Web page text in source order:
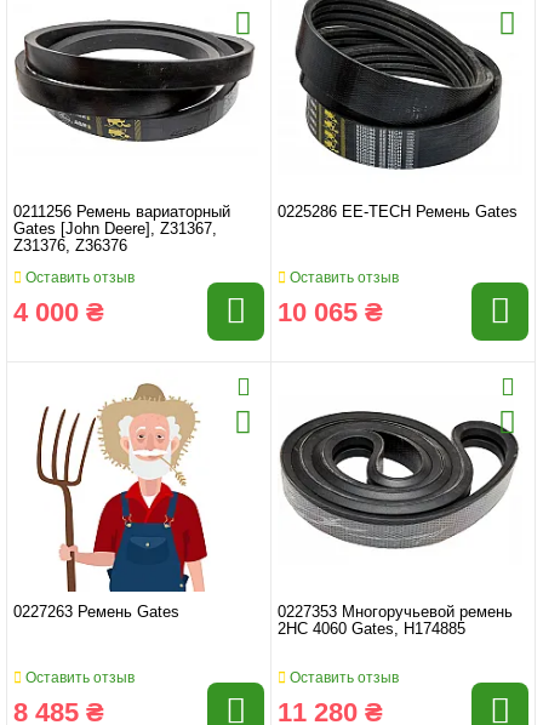
0211256 Ремень вариаторный
Gates [John Deere], Z31367,
Z31376, Z36376
Оставить отзыв
4 000 ₴
0225286 EE-TECH Ремень Gates
Оставить отзыв
10 065 ₴
0227263 Ремень Gates
Оставить отзыв
8 485 ₴
0227353 Многоручьевой ремень
2HC 4060 Gates, H174885
Оставить отзыв
11 280 ₴